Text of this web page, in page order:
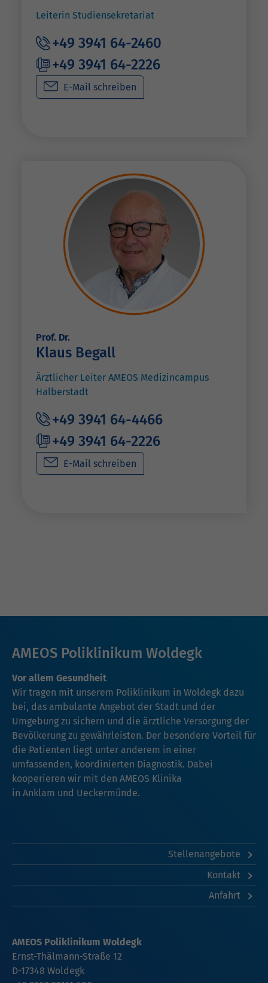
Leiterin Studiensekretariat
+49 3941 64-2460
+49 3941 64-2226
E-Mail schreiben
Prof. Dr.
Klaus Begall
Ärztlicher Leiter AMEOS Medizincampus
Halberstadt
+49 3941 64-4466
+49 3941 64-2226
E-Mail schreiben
AMEOS Poliklinikum Woldegk
Vor allem Gesundheit
Wir tragen mit unserem Poliklinikum in Woldegk dazu
bei, das ambulante Angebot der Stadt und der
Umgebung zu sichern und die ärztliche Versorgung der
Bevölkerung zu gewährleisten. Der besondere Vorteil für
die Patienten liegt unter anderem in einer
umfassenden, koordinierten Diagnostik. Dabei
kooperieren wir mit den AMEOS Klinika
in Anklam und Ueckermünde.
Stellenangebote
Kontakt
Anfahrt
AMEOS Poliklinikum Woldegk
Ernst-Thälmann-Straße 12
D-17348 Woldegk